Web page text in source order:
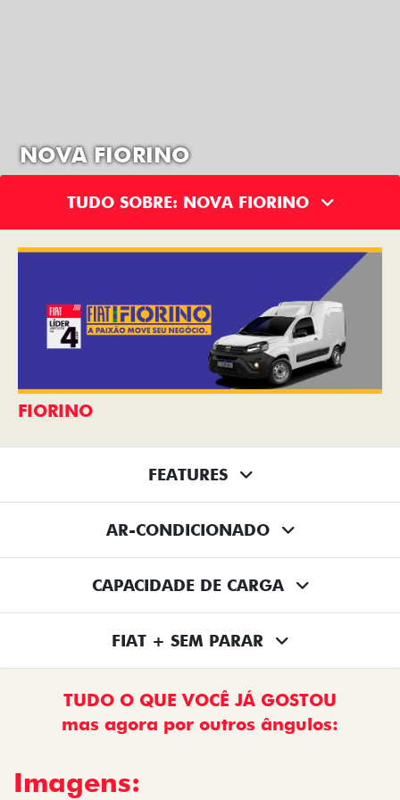
NOVA FIORINO
TUDO SOBRE: NOVA FIORINO
FIORINO
FEATURES
AR-CONDICIONADO
CAPACIDADE DE CARGA
FIAT + SEM PARAR
TUDO O QUE VOCÊ JÁ GOSTOU
mas agora por outros ângulos:
Imagens: